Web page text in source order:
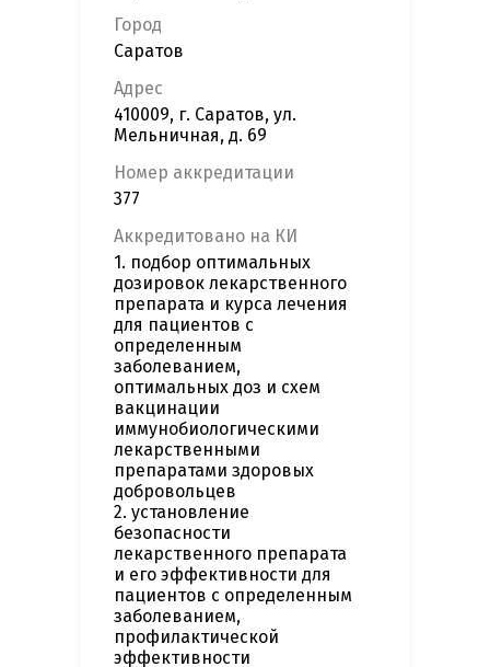
Город
Саратов
Адрес
410009, г. Саратов, ул.
Мельничная, д. 69
Номер аккредитации
377
Аккредитовано на КИ
1. подбор оптимальных
дозировок лекарственного
препарата и курса лечения
для пациентов с
определенным
заболеванием,
оптимальных доз и схем
вакцинации
иммунобиологическими
лекарственными
препаратами здоровых
добровольцев
2. установление
безопасности
лекарственного препарата
и его эффективности для
пациентов с определенным
заболеванием,
профилактической
эффективности